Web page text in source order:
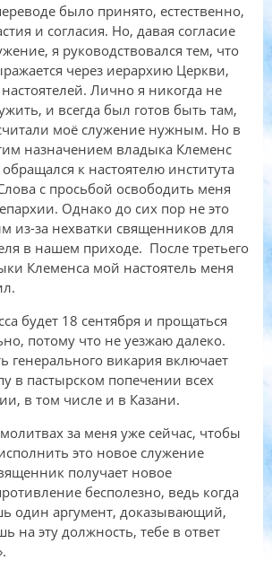
было принято, естественно,
и согласия. Но, давая согласие
я руководствовался тем, что
через иерархию Церкви,
Лично я никогда не
и всегда был готов быть там,
моё служение нужным. Но в
назначением владыка Клеменс
к настоятелю института
с просьбой освободить меня
Однако до сих пор не это
из-за нехватки священников для
в нашем приходе. После третьего
Клеменса мой настоятель меня
будет 18 сентября и прощаться
потому что не уезжаю далеко.
генерального викария включает
в пастырском попечении всех
в том числе и в Казани.
за меня уже сейчас, чтобы
это новое служение
получает новое
бесполезно, ведь когда
один аргумент, доказывающий,
на эту должность, тебе в ответ